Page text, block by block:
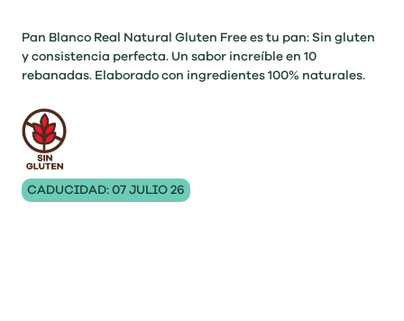
Pan Blanco Real Natural Gluten Free es tu pan: Sin gluten
y consistencia perfecta. Un sabor increíble en 10
rebanadas. Elaborado con ingredientes 100% naturales.
CADUCIDAD: 07 JULIO 26